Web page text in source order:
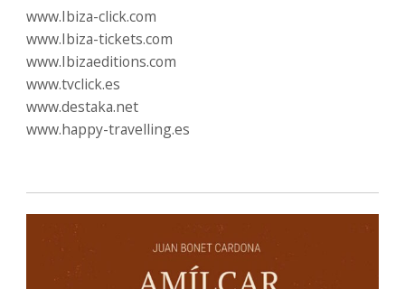
www.Ibiza-click.com
www.Ibiza-tickets.com
www.Ibizaeditions.com
www.tvclick.es
www.destaka.net
www.happy-travelling.es